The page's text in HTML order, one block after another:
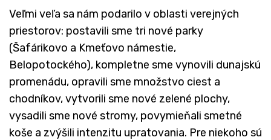
Veľmi veľa sa nám podarilo v oblasti verejných
priestorov: postavili sme tri nové parky
(Šafárikovo a Kmeťovo námestie,
Belopotockého), kompletne sme vynovili dunajskú
promenádu, opravili sme množstvo ciest a
chodníkov, vytvorili sme nové zelené plochy,
vysadili sme nové stromy, povymieňali smetné
koše a zvýšili intenzitu upratovania. Pre niekoho sú